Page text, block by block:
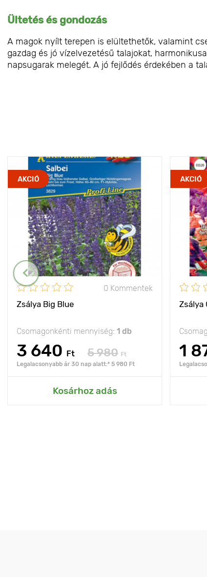
Ültetés és gondozás
A magok nyílt terepen is elültethetők, valamint
gazdag és jó vízelvezetésű talajokat,
napsugarak melegét. A jó fejlődés érdekében a
AKCIÓ
0 Kommentek
Zsálya Big Blue
Csomagonkénti mennyiség: 1 db
3 640 Ft 5 980 Ft
Legalacsonyabb ár 30 nap alatt:* 5 980 Ft
Kosárhoz adás
AKCIÓ
Zsálya
1